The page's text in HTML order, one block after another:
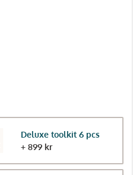
Deluxe toolkit 6 pcs
+ 899 kr